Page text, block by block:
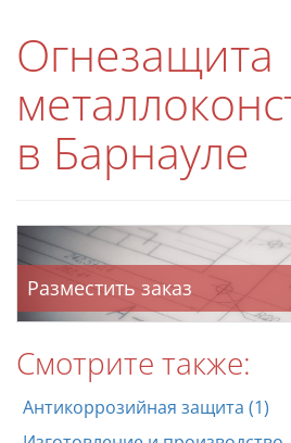
Огнезащита
в Барнауле
Разместить заказ
Смотрите также:
Антикоррозийная защита (1)